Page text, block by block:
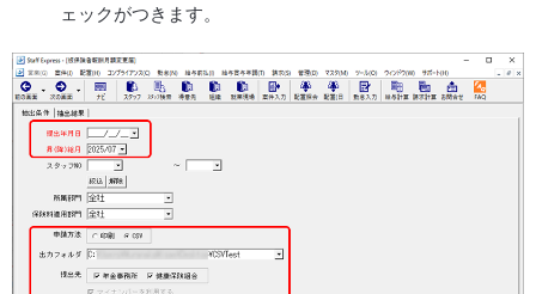
ェックがつきます。